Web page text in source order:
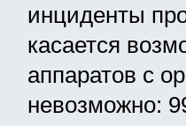
инциденты
касается
аппаратов с
невозможно: